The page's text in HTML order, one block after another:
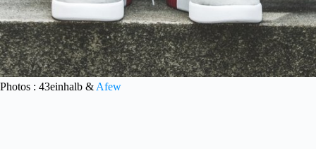
Photos : 43einhalb & Afew